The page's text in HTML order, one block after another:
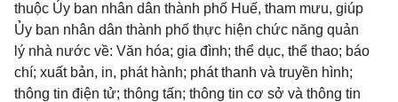
thuộc Ủy ban nhân dân thành phố Huế, tham mưu, giúp
Ủy ban nhân dân thành phố thực hiện chức năng quản
lý nhà nước về: Văn hóa; gia đình; thể dục, thể thao; báo
chí; xuất bản, in, phát hành; phát thanh và truyền hình;
thông tin điện tử; thông tấn; thông tin cơ sở và thông tin